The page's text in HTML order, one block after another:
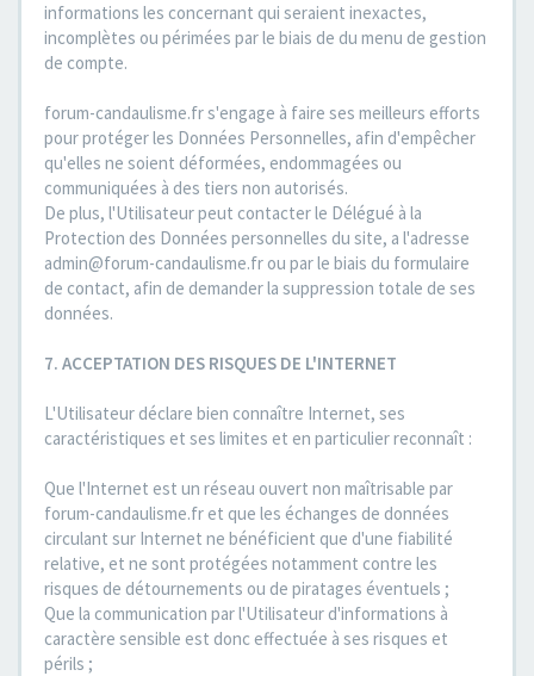
informations les concernant qui seraient inexactes,
incomplètes ou périmées par le biais de du menu de gestion
de compte.
forum-candaulisme.fr s'engage à faire ses meilleurs efforts
pour protéger les Données Personnelles, afin d'empêcher
qu'elles ne soient déformées, endommagées ou
communiquées à des tiers non autorisés.
De plus, l'Utilisateur peut contacter le Délégué à la
Protection des Données personnelles du site, a l'adresse
admin@forum-candaulisme.fr ou par le biais du formulaire
de contact, afin de demander la suppression totale de ses
données.
7. ACCEPTATION DES RISQUES DE L'INTERNET
L'Utilisateur déclare bien connaître Internet, ses
caractéristiques et ses limites et en particulier reconnaît :
Que l'Internet est un réseau ouvert non maîtrisable par
forum-candaulisme.fr et que les échanges de données
circulant sur Internet ne bénéficient que d'une fiabilité
relative, et ne sont protégées notamment contre les
risques de détournements ou de piratages éventuels ;
Que la communication par l'Utilisateur d'informations à
caractère sensible est donc effectuée à ses risques et
périls ;